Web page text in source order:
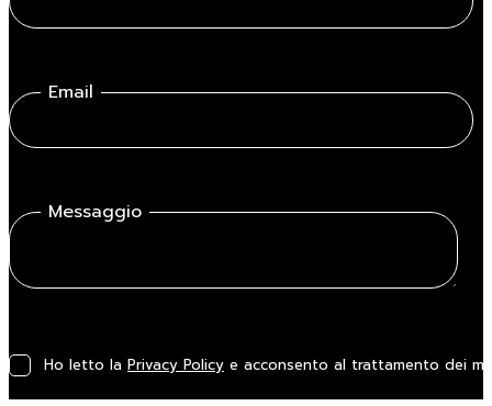
Email
Messaggio
Ho letto la Privacy Policy e acconsento al trattamento dei